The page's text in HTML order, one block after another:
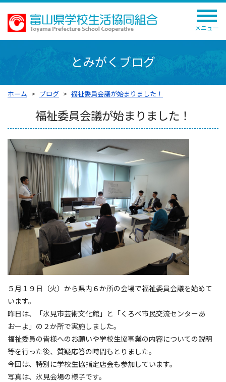
メニュー
とみがくブログ
ホーム ブログ 福祉委員会議が始まりました！
福祉委員会議が始まりました！
５月１９日（火）から県内６か所の会場で福祉委員会議を始めて
います。
昨日は、「氷見市芸術文化館」と「くろべ市民交流センターあ
おーよ」の２か所で実施しました。
福祉委員の皆様へのお願いや学校生協事業の内容についての説明
等を行った後、質疑応答の時間もとりました。
今回は、特別に学校生協指定店会も参加しています。
写真は、氷見会場の様子です。